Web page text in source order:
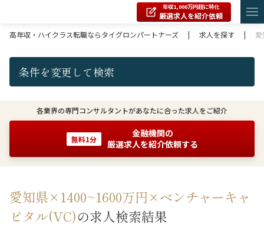
年収1,000万円超に特化
厳選求人を紹介依頼
高年収・ハイクラス転職ならタイグロンパートナーズ
| 求人を探す |
条件を変更して検索
各業界の専門コンサルタントがあなたに合った求人をご紹介
無料1分
金融機関の
厳選求人を紹介依頼する
愛知県×1400~1600万円×ベンチャーキャ
ピタル(VC)の求人検索結果